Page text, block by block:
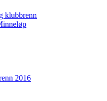
klubbrenn
2016